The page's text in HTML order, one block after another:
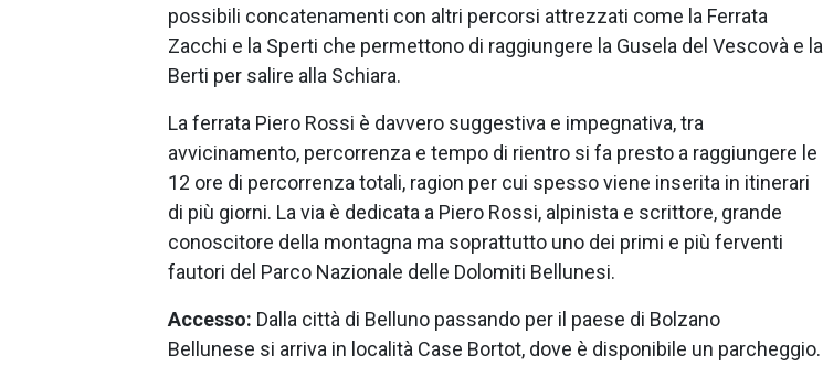
possibili concatenamenti con altri percorsi attrezzati come la Ferrata
Zacchi e la Sperti che permettono di raggiungere la Gusela del Vescovà e la
Berti per salire alla Schiara.
La ferrata Piero Rossi è davvero suggestiva e impegnativa, tra
avvicinamento, percorrenza e tempo di rientro si fa presto a raggiungere le
12 ore di percorrenza totali, ragion per cui spesso viene inserita in itinerari
di più giorni. La via è dedicata a Piero Rossi, alpinista e scrittore, grande
conoscitore della montagna ma soprattutto uno dei primi e più ferventi
fautori del Parco Nazionale delle Dolomiti Bellunesi.
Accesso: Dalla città di Belluno passando per il paese di Bolzano
Bellunese si arriva in località Case Bortot, dove è disponibile un parcheggio.